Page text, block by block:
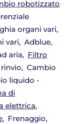
robotizzato
organi vari
vari
Adblue
aria
Filtro
Cambio
liquido -
di
elettrica
Frenaggio